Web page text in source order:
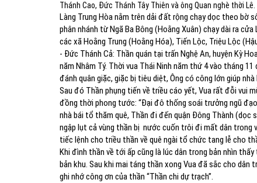
Thánh Cao, Đức Thánh Tây Thiên và ông Quan nghè thời Lê.
Làng Trung Hòa nằm trên dải đất rộng chạy dọc theo bờ
phân nhánh từ Ngã Ba Bông (Hoằng Xuân) chạy dài ra
các xã Hoằng Trung (Hoằng Hóa), Tiến Lộc, Triệu Lộc
- Đức Thánh Cả: Thần quán tại trấn Nghệ An, huyện Kỳ
năm Nhâm Tý. Thời vua Thái Ninh năm thứ 4 vào tháng
đánh quân giặc, giặc bị tiêu diệt, Ông có công lớn giúp
Sau đó Thần phụng tiến về triều cáo yết, Vua rất đỗi vui
đồng thời phong tước: “Đại đô thống soái trưởng ngũ
nhà bái tổ thăm quê, Thần đi đến quận Đông Thành
ngập lụt cả vùng thần bị nước cuốn trôi đi mất dân trong
tiếc lệnh cho triều thần về quê ngài tổ chức tang lễ cho
Khi đình thần về tới ấp cũng là lúc dân trong bản nhìn
bản khu. Sau khi mai táng thần xong Vua đã sắc cho dân
ghi nhớ công ơn của thần “Thần chi dự trạch”.